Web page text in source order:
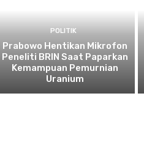
POLITIK
Prabowo Hentikan Mikrofon
Peneliti BRIN Saat Paparkan
Kemampuan Pemurnian
Uranium